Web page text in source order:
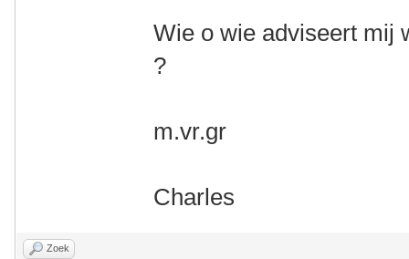
Wie o wie adviseert mij
?
m.vr.gr
Charles
Zoek